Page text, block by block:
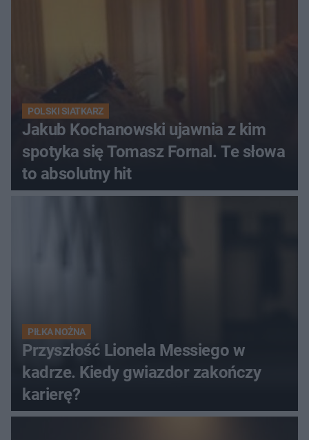
POLSKI SIATKARZ
Jakub Kochanowski ujawnia z kim
spotyka się Tomasz Fornal. Te słowa
to absolutny hit
PIŁKA NOŻNA
Przyszłość Lionela Messiego w
kadrze. Kiedy gwiazdor zakończy
karierę?